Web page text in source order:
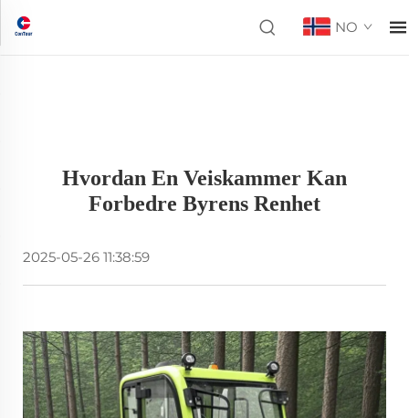
NO
Hvordan En Veiskammer Kan
Forbedre Byrens Renhet
2025-05-26 11:38:59